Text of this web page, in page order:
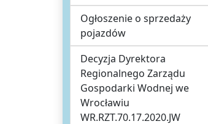
Ogłoszenie o sprzedaży
pojazdów
Decyzja Dyrektora
Regionalnego Zarządu
Gospodarki Wodnej we
Wrocławiu
WR.RZT.70.17.2020.JW